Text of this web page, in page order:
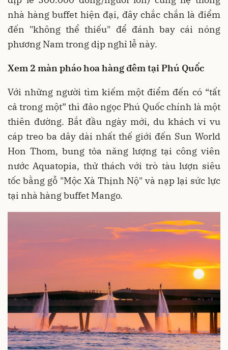
nhà hàng buffet hiện đại, đây chắc chắn là điểm
đến "không thể thiếu" để đánh bay cái nóng
phương Nam trong dịp nghỉ lễ này.
Xem 2 màn pháo hoa hàng đêm tại Phú Quốc
Với những người tìm kiếm một điểm đến có “tất
cả trong một” thì đảo ngọc Phú Quốc chính là một
thiên đường. Bắt đầu ngày mới, du khách vi vu
cáp treo ba dây dài nhất thế giới đến Sun World
Hon Thom, bung tỏa năng lượng tại công viên
nước Aquatopia, thử thách với trò tàu lượn siêu
tốc bằng gỗ "Mộc Xà Thịnh Nộ" và nạp lại sức lực
tại nhà hàng buffet Mango.